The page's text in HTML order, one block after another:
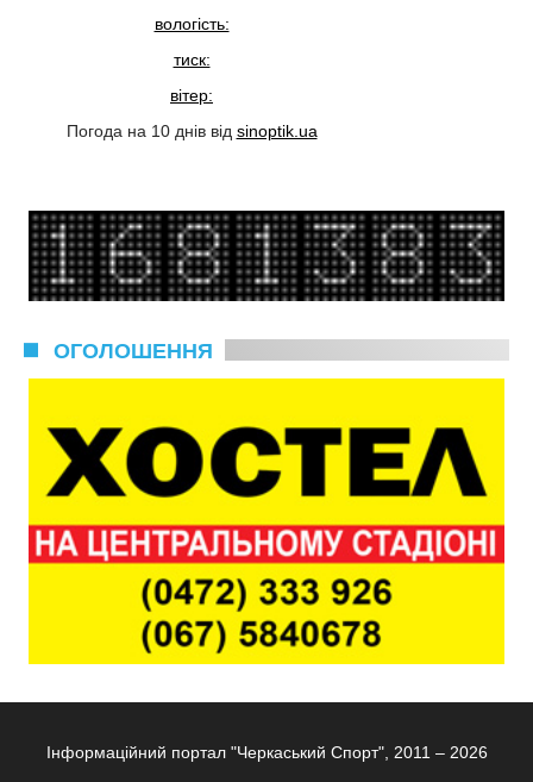
вологість:
тиск:
вітер:
Погода на 10 днів від sinoptik.ua
ОГОЛОШЕННЯ
Інформаційний портал "Черкаський Спорт", 2011 – 2026